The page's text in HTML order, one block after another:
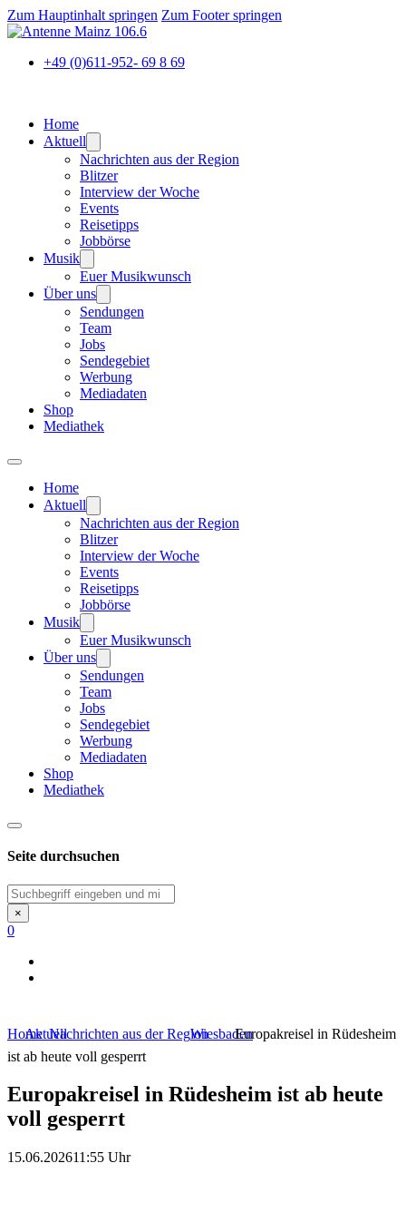
Zum Hauptinhalt springen Zum Footer springen
+49 (0)611-952- 69 8 69
Home
Aktuell
Nachrichten aus der Region
Blitzer
Interview der Woche
Events
Reisetipps
Jobbörse
Musik
Euer Musikwunsch
Über uns
Sendungen
Team
Jobs
Sendegebiet
Werbung
Mediadaten
Shop
Mediathek
Home
Aktuell
Nachrichten aus der Region
Blitzer
Interview der Woche
Events
Reisetipps
Jobbörse
Musik
Euer Musikwunsch
Über uns
Sendungen
Team
Jobs
Sendegebiet
Werbung
Mediadaten
Shop
Mediathek
Seite durchsuchen
Suchen
×
0
HomeAktuellNachrichten aus der RegionWiesbadenEuropakreisel in Rüdesheim
ist ab heute voll gesperrt
Europakreisel in Rüdesheim ist ab heute
voll gesperrt
15.06.202611:55 Uhr